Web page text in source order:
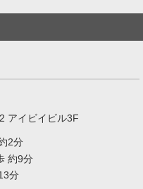
アイビイビル3F
2分
約9分
分